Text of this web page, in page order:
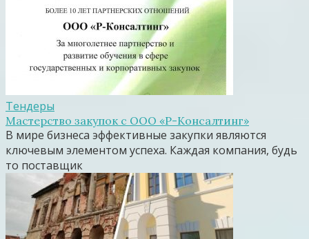
Тендеры
Мастерство закупок с ООО «Р-Консалтинг»
В мире бизнеса эффективные закупки являются
ключевым элементом успеха. Каждая компания, будь
то поставщик